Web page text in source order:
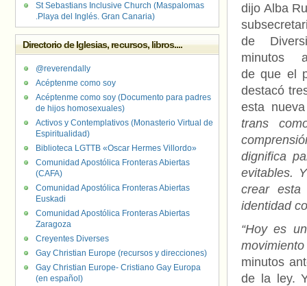
dijo Alba
de
minutos
de que el
destacó
esta
trans
dignifica
evitables.
crear esta
identidad
“Hoy es
minutos
de la ley.
St Sebastians Inclusive Church (Maspalomas
.Playa del Inglés. Gran Canaria)
Directorio de Iglesias, recursos, libros....
@reverendally
Acéptenme como soy
Acéptenme como soy (Documento para padres
de hijos homosexuales)
Activos y Contemplativos (Monasterio Virtual de
Espiritualidad)
Biblioteca LGTTB «Oscar Hermes Villordo»
Comunidad Apostólica Fronteras Abiertas
(CAFA)
Comunidad Apostólica Fronteras Abiertas
Euskadi
Comunidad Apostólica Fronteras Abiertas
Zaragoza
Creyentes Diverses
Gay Christian Europe (recursos y direcciones)
Gay Christian Europe- Cristiano Gay Europa
(en español)